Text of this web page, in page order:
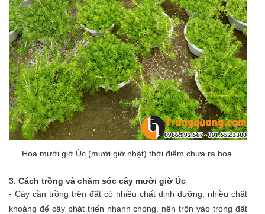
Hoa mười giờ Úc (mười giờ nhật) thời điểm chưa ra hoa.
3. Cách trồng và chăm sóc cây mười giờ Úc
- Cây cần trồng trên đất có nhiều chất dinh dưỡng, nhiều chất
khoáng để cây phát triển nhanh chóng, nên trộn vào trong đất